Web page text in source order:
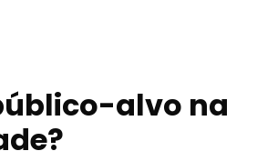
alvo na